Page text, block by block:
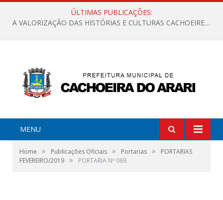
ÚLTIMAS PUBLICAÇÕES:
A VALORIZAÇÃO DAS HISTÓRIAS E CULTURAS CACHOEIRENSES
MENU
Home » Publicações Oficiais » Portarias »
PORTARIAS
FEVEREIRO/2019 » PORTARIA Nº 069